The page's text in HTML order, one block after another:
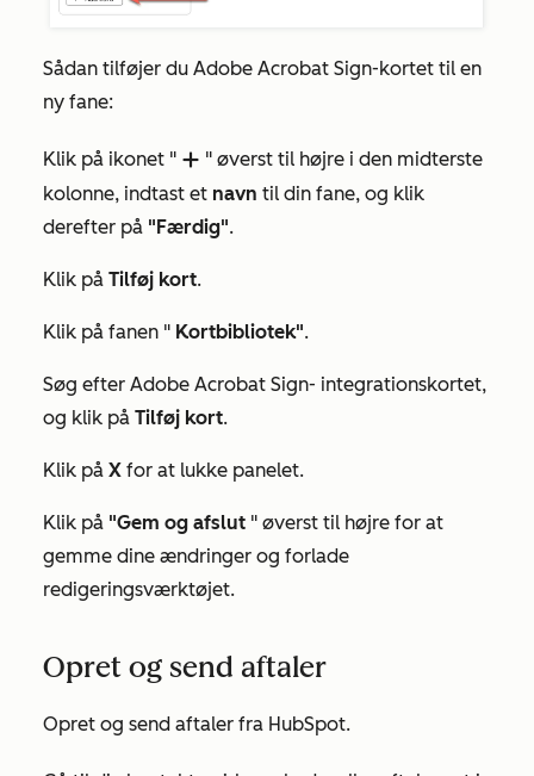
Sådan tilføjer du Adobe Acrobat Sign-kortet til en
ny fane:
Klik på ikonet " add " øverst til højre i den midterste
kolonne, indtast et navn til din fane, og klik
derefter på "Færdig".
Klik på Tilføj kort.
Klik på fanen " Kortbibliotek".
Søg efter Adobe Acrobat Sign- integrationskortet,
og klik på Tilføj kort.
Klik på X for at lukke panelet.
Klik på "Gem og afslut " øverst til højre for at
gemme dine ændringer og forlade
redigeringsværktøjet.
Opret og send aftaler
Opret og send aftaler fra HubSpot.